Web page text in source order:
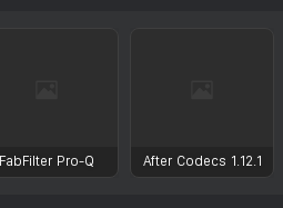
FabFilter Pro-Q After Codecs 1.12.1